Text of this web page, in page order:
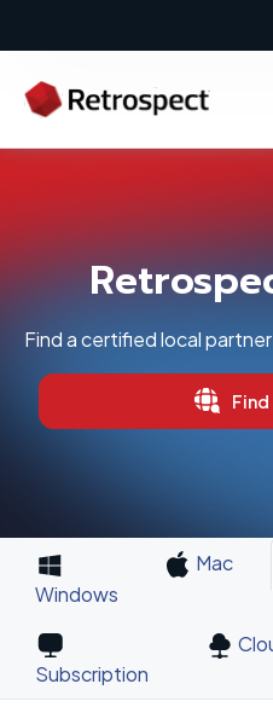
Find a certified local
Find
Windows
Mac
Subscription